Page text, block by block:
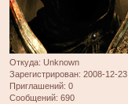
Откуда: Unknown
Зарегистрирован: 2008-12-23
Приглашений: 0
Сообщений: 690